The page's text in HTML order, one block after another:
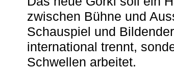
zwischen Bühne und
Schauspiel und
international trennt,
Schwellen arbeitet.